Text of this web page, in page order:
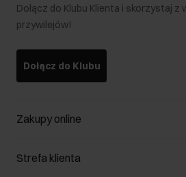
Dołącz do Klubu Klienta i skorzystaj
przywilejów!
Dołącz do Klubu
Zakupy online
Zarządzaj cookies
Strefa klienta